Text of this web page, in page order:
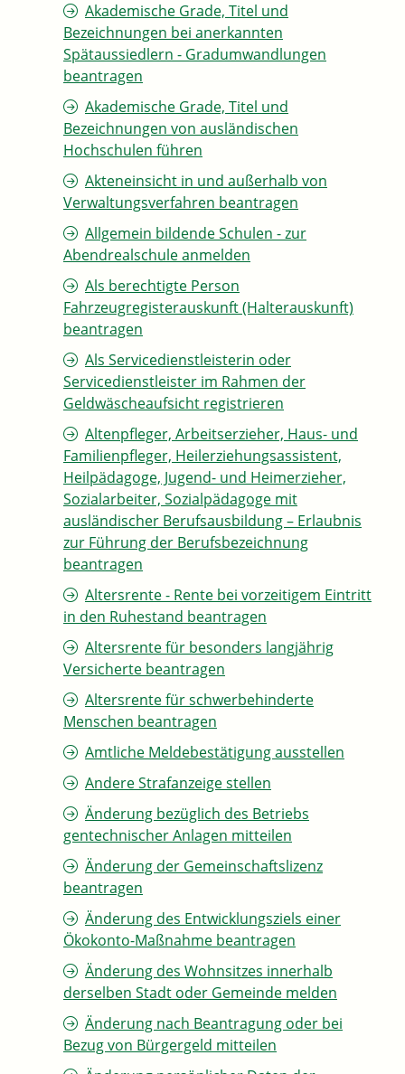
Akademische Grade, Titel und
Bezeichnungen bei anerkannten
Spätaussiedlern - Gradumwandlungen
beantragen
Akademische Grade, Titel und
Bezeichnungen von ausländischen
Hochschulen führen
Akteneinsicht in und außerhalb von
Verwaltungsverfahren beantragen
Allgemein bildende Schulen - zur
Abendrealschule anmelden
Als berechtigte Person
Fahrzeugregisterauskunft (Halterauskunft)
beantragen
Als Servicedienstleisterin oder
Servicedienstleister im Rahmen der
Geldwäscheaufsicht registrieren
Altenpfleger, Arbeitserzieher, Haus- und
Familienpfleger, Heilerziehungsassistent,
Heilpädagoge, Jugend- und Heimerzieher,
Sozialarbeiter, Sozialpädagoge mit
ausländischer Berufsausbildung – Erlaubnis
zur Führung der Berufsbezeichnung
beantragen
Altersrente - Rente bei vorzeitigem Eintritt
in den Ruhestand beantragen
Altersrente für besonders langjährig
Versicherte beantragen
Altersrente für schwerbehinderte
Menschen beantragen
Amtliche Meldebestätigung ausstellen
Andere Strafanzeige stellen
Änderung bezüglich des Betriebs
gentechnischer Anlagen mitteilen
Änderung der Gemeinschaftslizenz
beantragen
Änderung des Entwicklungsziels einer
Ökokonto-Maßnahme beantragen
Änderung des Wohnsitzes innerhalb
derselben Stadt oder Gemeinde melden
Änderung nach Beantragung oder bei
Bezug von Bürgergeld mitteilen